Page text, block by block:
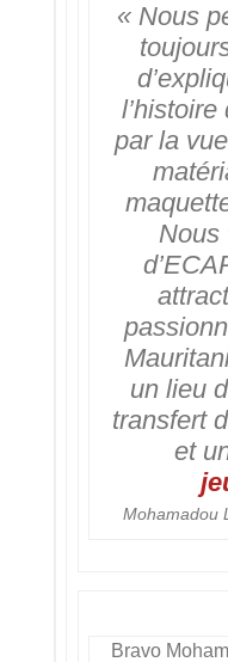
« Nous
l’histoire
par la
Nous
un lieu
transfert
et
Mohamadou
Bravo